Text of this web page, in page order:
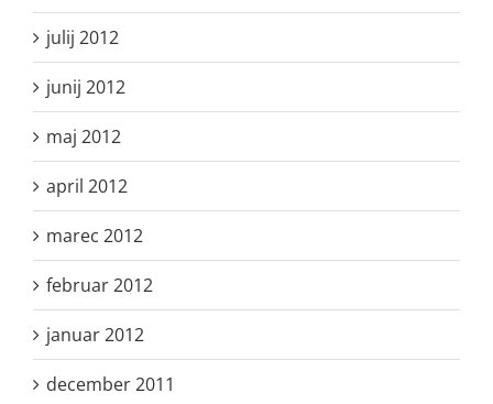
julij 2012
junij 2012
maj 2012
april 2012
marec 2012
februar 2012
januar 2012
december 2011